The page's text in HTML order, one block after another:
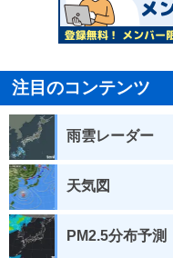
注目のコンテンツ
雨雲レーダー
天気図
PM2.5分布予測